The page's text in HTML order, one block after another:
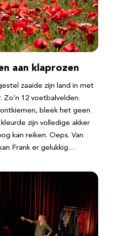
aan klaprozen
zaaide zijn land in met
Zo’n 12 voetbalvelden.
bleek het geen
zijn volledige akker
kan reiken. Oeps. Van
Frank er gelukkig…